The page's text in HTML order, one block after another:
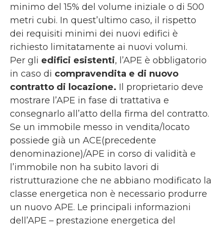
minimo del 15% del volume iniziale o di 500
metri cubi. In quest’ultimo caso, il rispetto
dei requisiti minimi dei nuovi edifici è
richiesto limitatamente ai nuovi volumi.
Per gli edifici esistenti, l’APE è obbligatorio
in caso di compravendita e di nuovo
contratto di locazione. Il proprietario deve
mostrare l’APE in fase di trattativa e
consegnarlo all’atto della firma del contratto.
Se un immobile messo in vendita/locato
possiede già un ACE(precedente
denominazione)/APE in corso di validità e
l’immobile non ha subito lavori di
ristrutturazione che ne abbiano modificato la
classe energetica non è necessario produrre
un nuovo APE. Le principali informazioni
dell’APE – prestazione energetica del